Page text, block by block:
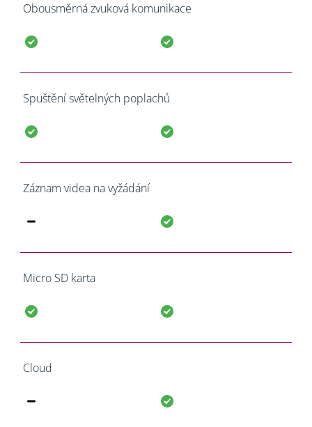
Obousměrná zvuková komunikace
Spuštění světelných poplachů
Záznam videa na vyžádání
Micro SD karta
Cloud